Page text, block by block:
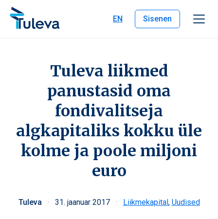
Liigu edasi sisu juurde
EN
Sisenen
Tuleva liikmed
panustasid oma
fondivalitseja
algkapitaliks kokku üle
kolme ja poole miljoni
euro
Tuleva · 31. jaanuar 2017 · Liikmekapital, Uudised